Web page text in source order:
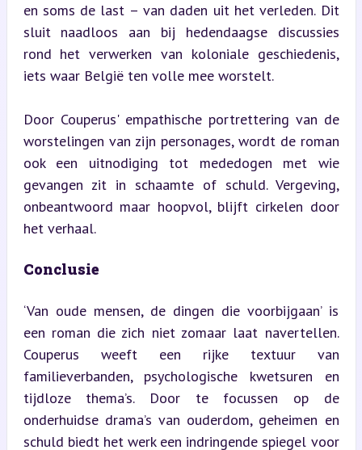
en soms de last – van daden uit het verleden. Dit
sluit naadloos aan bij hedendaagse discussies
rond het verwerken van koloniale geschiedenis,
iets waar België ten volle mee worstelt.
Door Couperus' empathische portrettering van de
worstelingen van zijn personages, wordt de roman
ook een uitnodiging tot mededogen met wie
gevangen zit in schaamte of schuld. Vergeving,
onbeantwoord maar hoopvol, blijft cirkelen door
het verhaal.
Conclusie
‘Van oude mensen, de dingen die voorbijgaan’ is
een roman die zich niet zomaar laat navertellen.
Couperus weeft een rijke textuur van
familieverbanden, psychologische kwetsuren en
tijdloze thema’s. Door te focussen op de
onderhuidse drama’s van ouderdom, geheimen en
schuld biedt het werk een indringende spiegel voor